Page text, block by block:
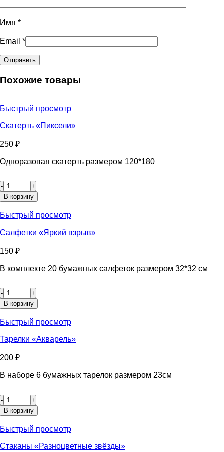
Имя *
Email *
Похожие товары
Быстрый просмотр
Скатерть «Пиксели»
250 ₽
Одноразовая скатерть размером 120*180
товара
Скатерть
В корзину
Быстрый просмотр
Салфетки «Яркий взрыв»
150 ₽
В комплекте 20 бумажных салфеток размером 32*32 см
товара
Салфетки
взрыв»
В корзину
Быстрый просмотр
Тарелки «Акварель»
200 ₽
В наборе 6 бумажных тарелок размером 23см
товара
Тарелки
«Акварель»
В корзину
Быстрый просмотр
Стаканы «Разноцветные звёзды»